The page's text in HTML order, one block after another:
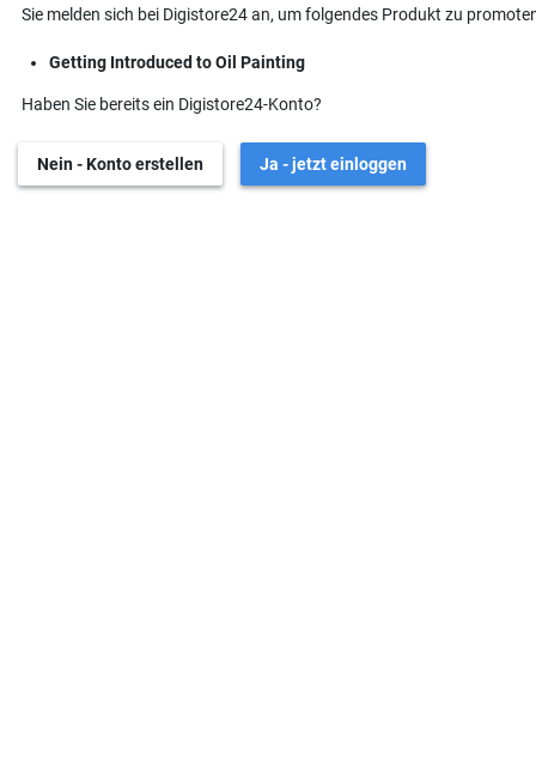
Sie melden sich bei Digistore24 an, um folgendes Produkt zu
Getting Introduced to Oil Painting
Haben Sie bereits ein Digistore24-Konto?
Nein - Konto erstellen Ja - jetzt einloggen